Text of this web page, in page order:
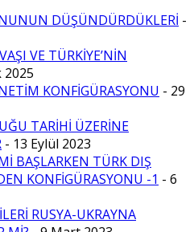
DÜŞÜNDÜRDÜKLERİ -
VE TÜRKİYE’NİN
2025
KONFİGÜRASYONU - 29
TARİHİ ÜZERİNE
- 13 Eylül 2023
BAŞLARKEN TÜRK DIŞ
KONFİGÜRASYONU -1 - 6
RUSYA-UKRAYNA